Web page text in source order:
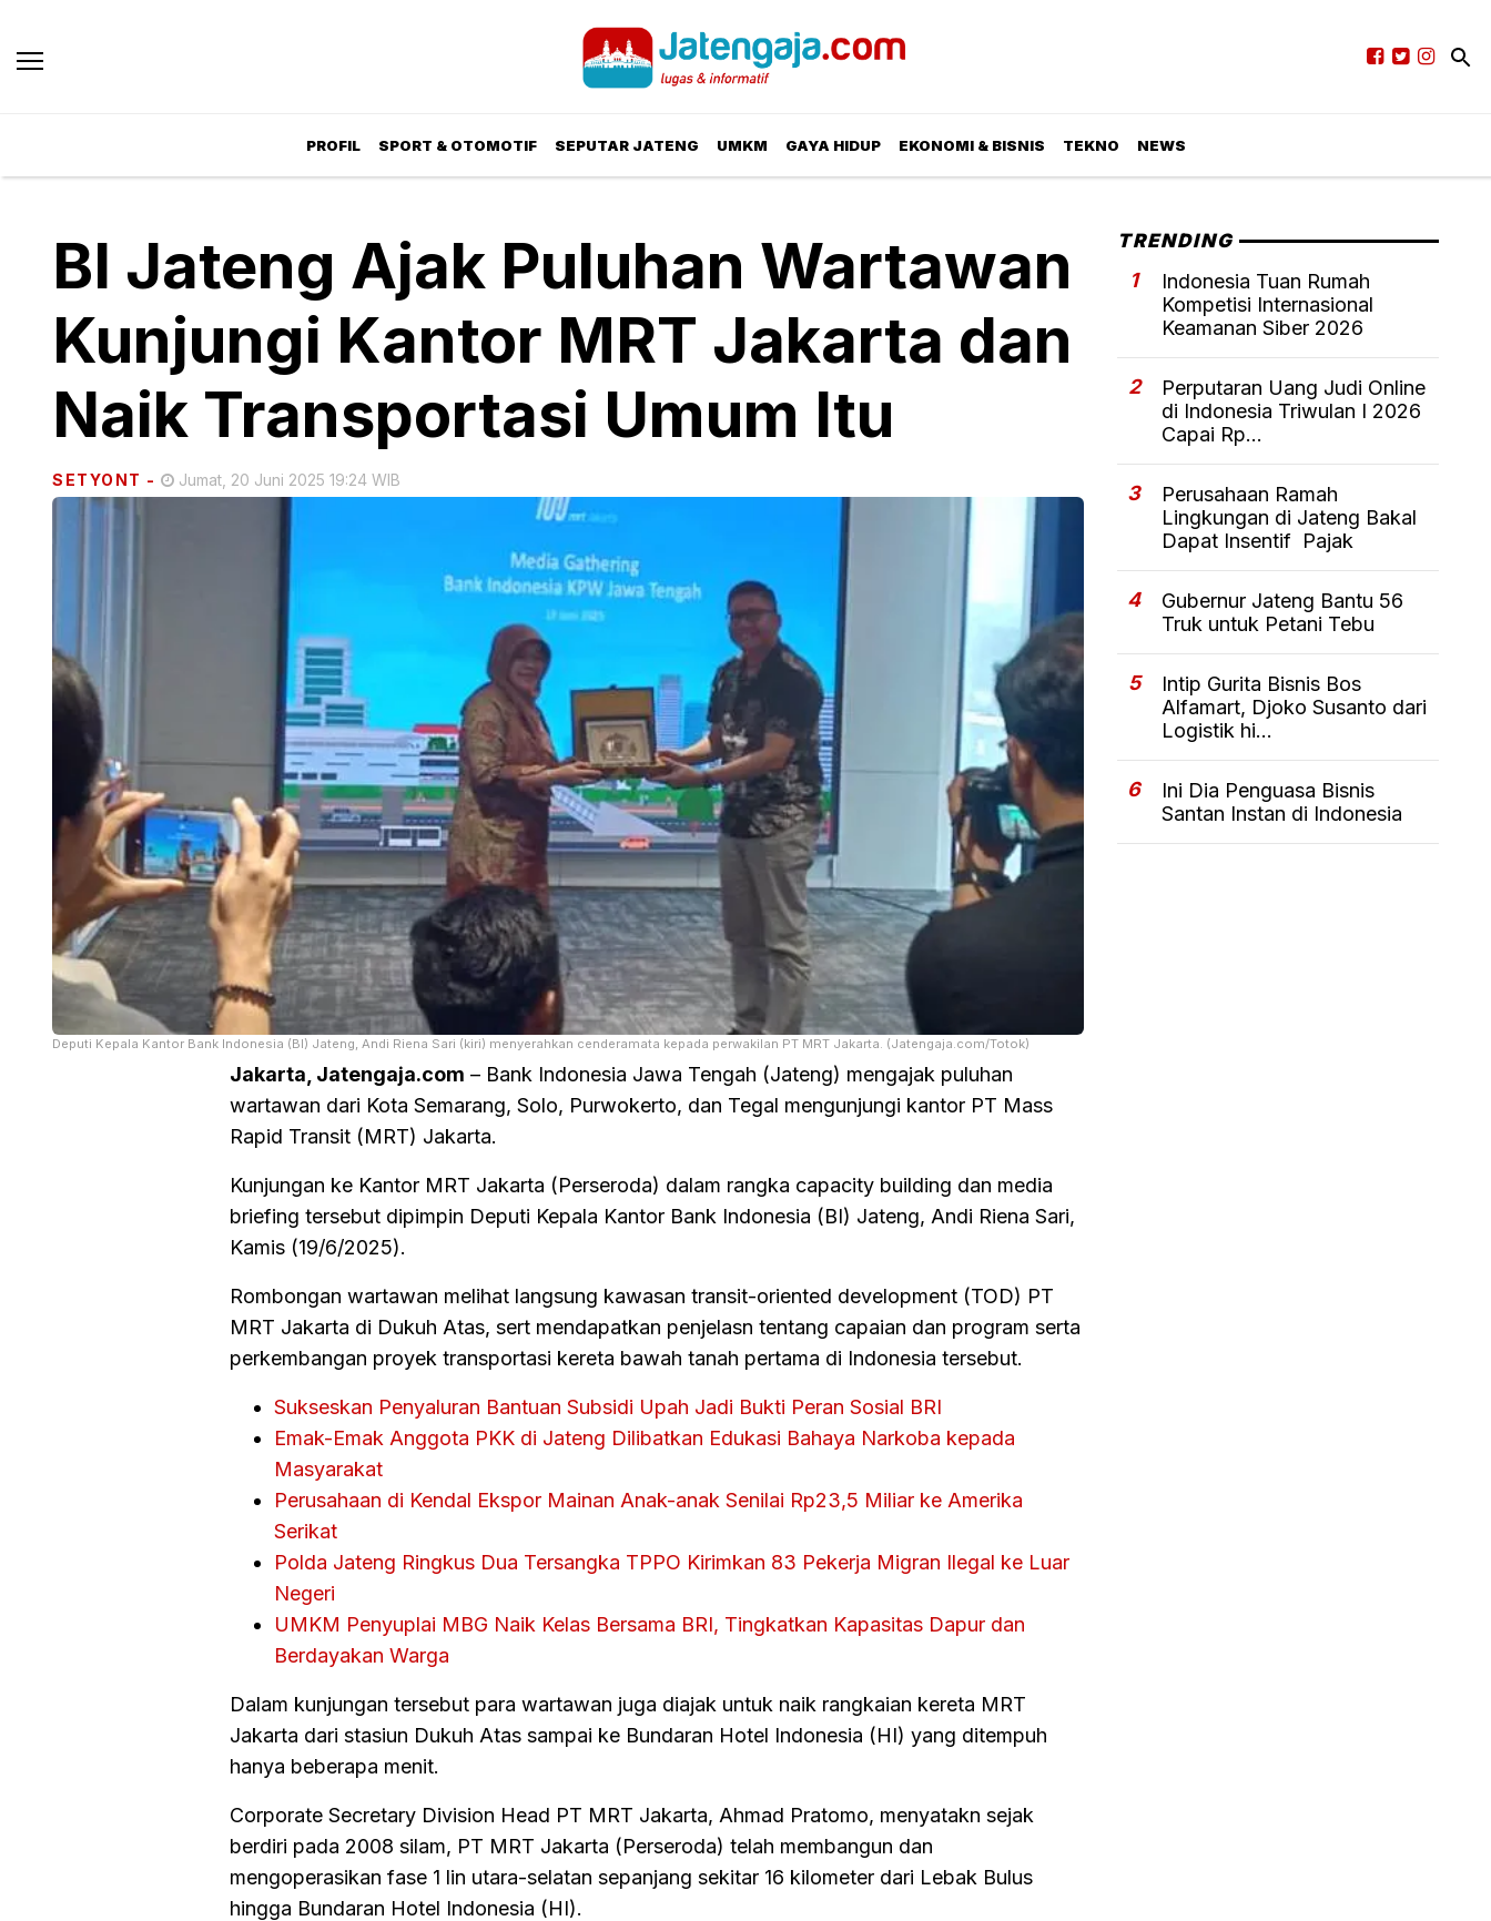
PROFIL SPORT & OTOMOTIF SEPUTAR JATENG UMKM GAYA HIDUP EKONOMI & BISNIS TEKNO NEWS
BI Jateng Ajak Puluhan Wartawan
Kunjungi Kantor MRT Jakarta dan
Naik Transportasi Umum Itu
SETYONT - Jumat, 20 Juni 2025 19:24 WIB
Deputi Kepala Kantor Bank Indonesia (BI) Jateng, Andi Riena Sari (kiri) menyerahkan cenderamata kepada perwakilan PT MRT Jakarta. (Jatengaja.com/Totok)
Jakarta, Jatengaja.com – Bank Indonesia Jawa Tengah (Jateng) mengajak puluhan
wartawan dari Kota Semarang, Solo, Purwokerto, dan Tegal mengunjungi kantor PT Mass
Rapid Transit (MRT) Jakarta.
Kunjungan ke Kantor MRT Jakarta (Perseroda) dalam rangka capacity building dan media
briefing tersebut dipimpin Deputi Kepala Kantor Bank Indonesia (BI) Jateng, Andi Riena Sari,
Kamis (19/6/2025).
Rombongan wartawan melihat langsung kawasan transit-oriented development (TOD) PT
MRT Jakarta di Dukuh Atas, sert mendapatkan penjelasn tentang capaian dan program serta
perkembangan proyek transportasi kereta bawah tanah pertama di Indonesia tersebut.
Sukseskan Penyaluran Bantuan Subsidi Upah Jadi Bukti Peran Sosial BRI
Emak-Emak Anggota PKK di Jateng Dilibatkan Edukasi Bahaya Narkoba kepada
Masyarakat
Perusahaan di Kendal Ekspor Mainan Anak-anak Senilai Rp23,5 Miliar ke Amerika
Serikat
Polda Jateng Ringkus Dua Tersangka TPPO Kirimkan 83 Pekerja Migran Ilegal ke Luar
Negeri
UMKM Penyuplai MBG Naik Kelas Bersama BRI, Tingkatkan Kapasitas Dapur dan
Berdayakan Warga
Dalam kunjungan tersebut para wartawan juga diajak untuk naik rangkaian kereta MRT
Jakarta dari stasiun Dukuh Atas sampai ke Bundaran Hotel Indonesia (HI) yang ditempuh
hanya beberapa menit.
Corporate Secretary Division Head PT MRT Jakarta, Ahmad Pratomo, menyatakn sejak
berdiri pada 2008 silam, PT MRT Jakarta (Perseroda) telah membangun dan
mengoperasikan fase 1 lin utara-selatan sepanjang sekitar 16 kilometer dari Lebak Bulus
hingga Bundaran Hotel Indonesia (HI).
TRENDING
1
Indonesia Tuan Rumah
Kompetisi Internasional
Keamanan Siber 2026
2
Perputaran Uang Judi Online
di Indonesia Triwulan I 2026
Capai Rp...
3
Perusahaan Ramah
Lingkungan di Jateng Bakal
Dapat Insentif Pajak
4
Gubernur Jateng Bantu 56
Truk untuk Petani Tebu
5
Intip Gurita Bisnis Bos
Alfamart, Djoko Susanto dari
Logistik hi...
6
Ini Dia Penguasa Bisnis
Santan Instan di Indonesia